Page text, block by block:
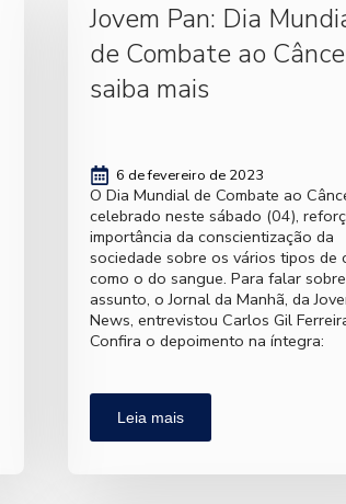
Jovem Pan: Dia
de Combate ao
saiba mais
6 de fevereiro de 2023
O Dia Mundial de Combate ao
celebrado neste sábado (04),
importância da conscientização da
sociedade sobre os vários tipos de
como o do sangue. Para falar
assunto, o Jornal da Manhã, da
News, entrevistou Carlos Gil
Confira o depoimento na íntegra:
Leia mais